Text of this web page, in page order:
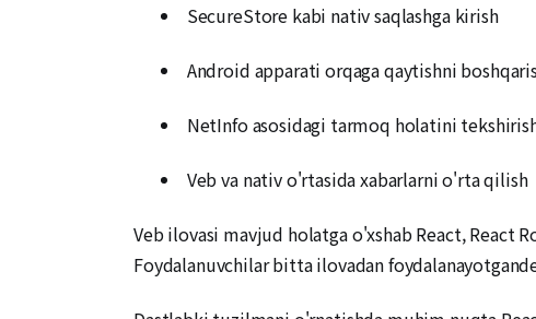
SecureStore kabi nativ saqlashga kirish
Android apparati orqaga qaytishni
NetInfo asosidagi tarmoq holatini
Veb va nativ o'rtasida xabarlarni o'rta qilish
Veb ilovasi mavjud holatga o'xshab React, React
Foydalanuvchilar bitta ilovadan